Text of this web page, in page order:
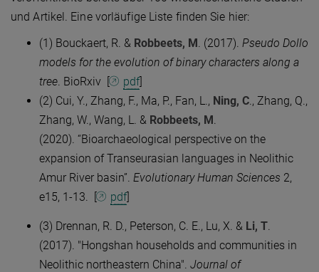
und Artikel. Eine vorläufige Liste finden Sie hier:
(1) Bouckaert, R. & Robbeets, M. (2017). Pseudo Dollo
models for the evolution of binary characters along a
tree. BioRxiv [ pdf]​
(2) Cui, Y., Zhang, F., Ma, P., Fan, L., Ning, C., Zhang, Q.,
Zhang, W., Wang, L. & Robbeets, M.
(2020). “Bioarchaeological perspective on the
expansion of Transeurasian languages in Neolithic
Amur River basin”. Evolutionary Human Sciences 2,
e15, 1-13. [
pdf]
(3) Drennan, R. D., Peterson, C. E., Lu, X. & Li, T
(2017). "Hongshan households and communities in
Neolithic northeastern China". Journal of